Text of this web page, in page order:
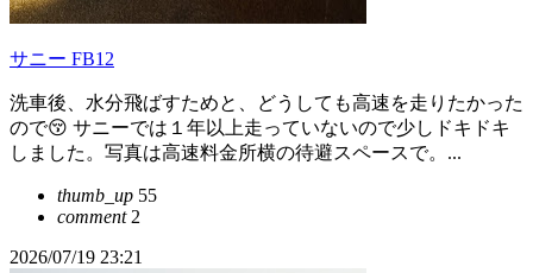
サニー FB12
洗車後、水分飛ばすためと、どうしても高速を走りたかった
ので😚 サニーでは１年以上走っていないので少しドキドキ
しました。写真は高速料金所横の待避スペースで。...
thumb_up 55
comment2
2026/07/19 23:21